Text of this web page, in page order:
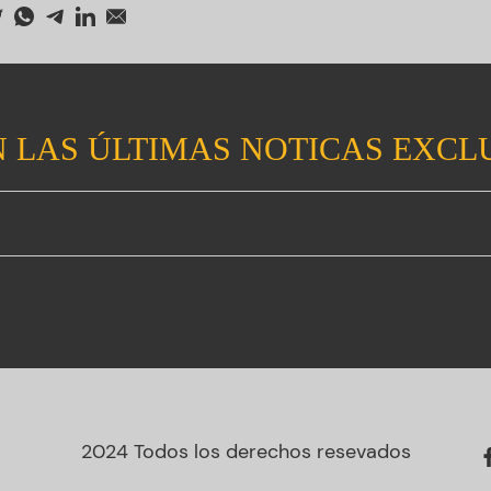
LAS ÚLTIMAS NOTICAS
2024 Todos los derechos resevados